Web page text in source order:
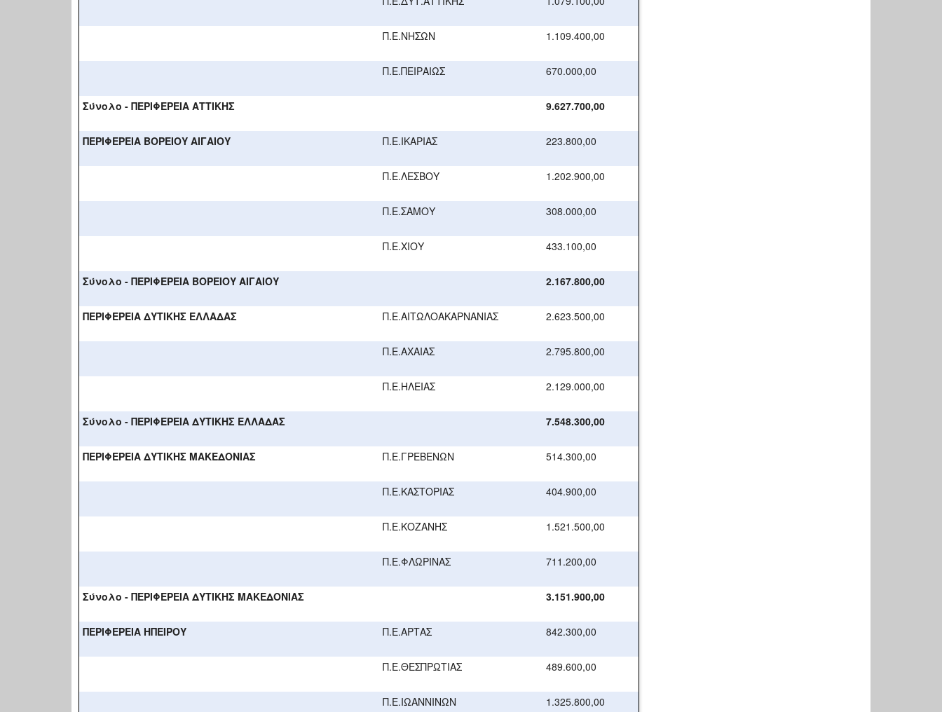
Π.Ε.ΝΗΣΩΝ 1.109.400,00
Π.Ε.ΠΕΙΡΑΙΩΣ 670.000,00
Σύνολο - ΠΕΡΙΦΕΡΕΙΑ ΑΤΤΙΚΗΣ 9.627.700,00
ΠΕΡΙΦΕΡΕΙΑ ΒΟΡΕΙΟΥ ΑΙΓΑΙΟΥ Π.Ε.ΙΚΑΡΙΑΣ 223.800,00
Π.Ε.ΛΕΣΒΟΥ 1.202.900,00
Π.Ε.ΣΑΜΟΥ 308.000,00
Π.Ε.ΧΙΟΥ 433.100,00
Σύνολο - ΠΕΡΙΦΕΡΕΙΑ ΒΟΡΕΙΟΥ ΑΙΓΑΙΟΥ 2.167.800,00
ΠΕΡΙΦΕΡΕΙΑ ΔΥΤΙΚΗΣ ΕΛΛΑΔΑΣ Π.Ε.ΑΙΤΩΛΟΑΚΑΡΝΑΝΙΑΣ 2.623.500,00
Π.Ε.ΑΧΑΙΑΣ 2.795.800,00
Π.Ε.ΗΛΕΙΑΣ 2.129.000,00
Σύνολο - ΠΕΡΙΦΕΡΕΙΑ ΔΥΤΙΚΗΣ ΕΛΛΑΔΑΣ 7.548.300,00
ΠΕΡΙΦΕΡΕΙΑ ΔΥΤΙΚΗΣ ΜΑΚΕΔΟΝΙΑΣ Π.Ε.ΓΡΕΒΕΝΩΝ 514.300,00
Π.Ε.ΚΑΣΤΟΡΙΑΣ 404.900,00
Π.Ε.ΚΟΖΑΝΗΣ 1.521.500,00
Π.Ε.ΦΛΩΡΙΝΑΣ 711.200,00
Σύνολο - ΠΕΡΙΦΕΡΕΙΑ ΔΥΤΙΚΗΣ ΜΑΚΕΔΟΝΙΑΣ 3.151.900,00
ΠΕΡΙΦΕΡΕΙΑ ΗΠΕΙΡΟΥ Π.Ε.ΑΡΤΑΣ 842.300,00
Π.Ε.ΘΕΣΠΡΩΤΙΑΣ 489.600,00
Π.Ε.ΙΩΑΝΝΙΝΩΝ 1.325.800,00